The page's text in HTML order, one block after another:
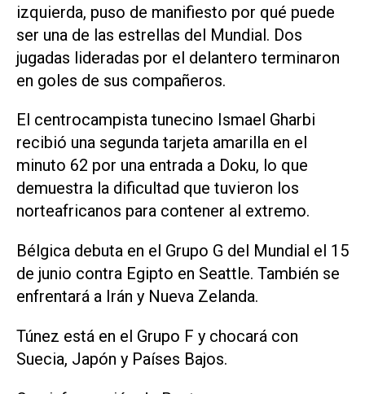
izquierda, puso de manifiesto por qué puede
ser ⁠una de las estrellas del Mundial. Dos
jugadas lideradas por el delantero terminaron
en goles de sus compañeros.
El centrocampista tunecino Ismael Gharbi
recibió una segunda tarjeta amarilla en el
minuto ‌62 por una entrada a Doku, lo que
demuestra la dificultad que tuvieron los
norteafricanos para contener al extremo.
Bélgica debuta en el Grupo ‌G del Mundial el 15
de junio contra Egipto en Seattle. También se
‌enfrentará a ⁠Irán y Nueva Zelanda.
Túnez está en el Grupo F ​y chocará con
Suecia, Japón y Países Bajos.